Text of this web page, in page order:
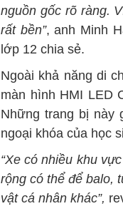
nguồn gốc rõ ràng.
rất bền”, anh Minh
lớp 12 chia sẻ.
Ngoài khả năng di
màn hình HMI LED
Những trang bị này
ngoại khóa của học
“Xe có nhiều khu
rộng có thể để balo,
vật cá nhân khác”,